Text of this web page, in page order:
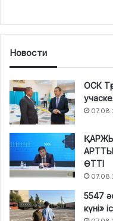
Новости
ОСК
ӨТТІ
5547
күні»